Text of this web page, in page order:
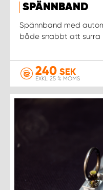
SPÄNNBAND
Spännband med
både snabbt att surra
240 SEK
EXKL. 25 % MOMS